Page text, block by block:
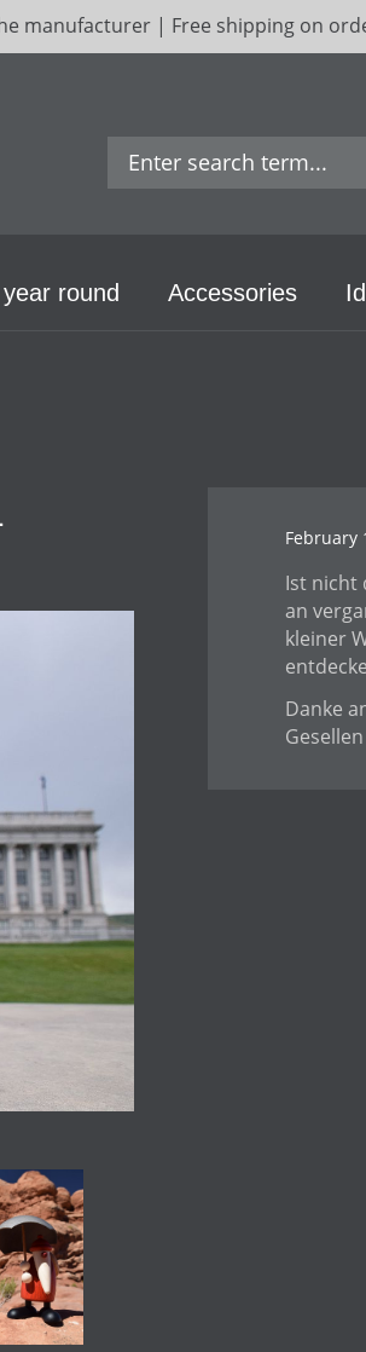
manufacturer | Free shipping on
round Accessories
February
Ist nicht
an
kleiner
Danke